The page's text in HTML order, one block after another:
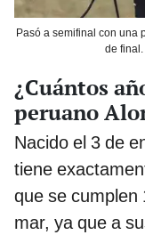
Pasó a semifinal con una
de
¿Cuántos
peruano
Nacido el 3 de
tiene
que se cumplen
mar, ya que a